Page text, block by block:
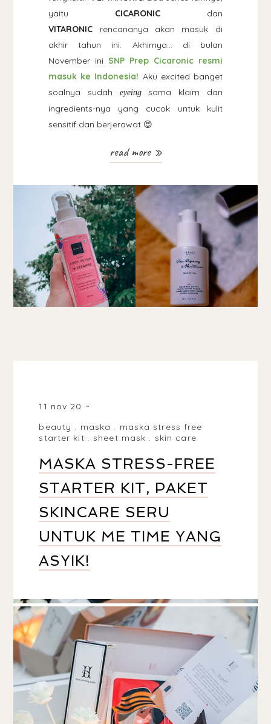
yaitu CICARONIC dan
VITARONIC rencananya akan masuk di
akhir tahun ini. Akhirnya... di bulan
November ini SNP Prep Cicaronic resmi
masuk ke Indonesia! Aku excited banget
soalnya sudah
eyeingsama klaim dan
ingredients-nya yang cucok untuk kulit
sensitif dan berjerawat 😍
read more »
11 nov 20
beauty . maska . maska stress free
starter kit .sheet mask . skin care
MASKA STRESS-FREE
STARTER KIT, PAKET
SKINCARE SERU
UNTUK ME TIME YANG
ASYIK!